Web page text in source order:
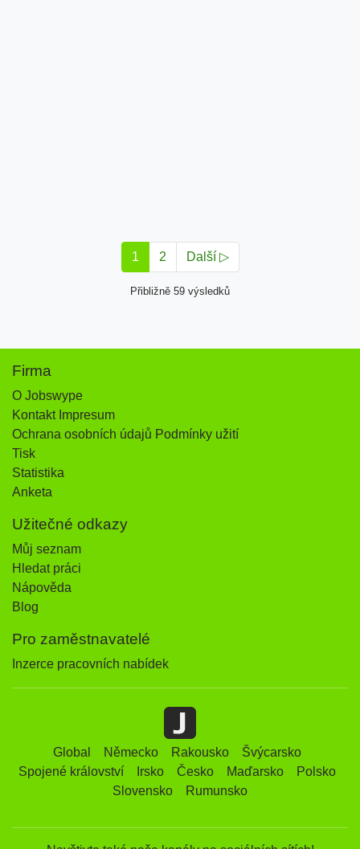
1 2 Další ▷
Přibližně 59 výsledků
Firma
O Jobswype
Kontakt Impresum
Ochrana osobních údajů Podmínky užití
Tisk
Statistika
Anketa
Užitečné odkazy
Můj seznam
Hledat práci
Nápověda
Blog
Pro zaměstnavatelé
Inzerce pracovních nabídek
Global Německo Rakousko
Švýcarsko
Spojené království
Irsko Česko Maďarsko
Polsko
Slovensko
Rumunsko